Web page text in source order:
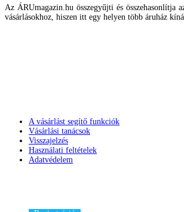
Az ÁRUmagazin.hu összegyűjti és
vásárlásokhoz, hiszen itt egy helyen több áruház
A vásárlást segítő funkciók
Vásárlási tanácsok
Visszajelzés
Használati feltételek
Adatvédelem